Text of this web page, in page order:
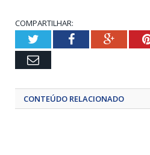
COMPARTILHAR:
TwitterFacebook
Email
CONTEÚDO RELACIONADO